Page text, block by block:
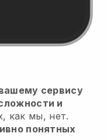
сервису
и
как мы, нет.
понятных